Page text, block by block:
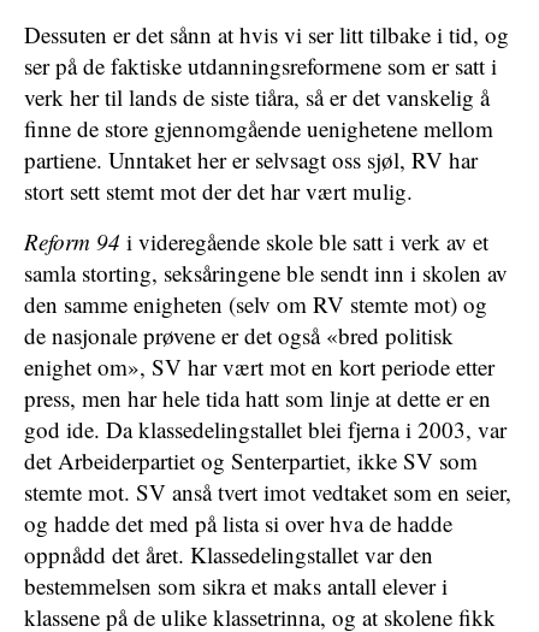
Dessuten er det sånn at hvis vi ser litt tilbake i tid, og
ser på de faktiske utdanningsreformene som er satt i
verk her til lands de siste tiåra, så er det vanskelig å
finne de store gjennomgående uenighetene mellom
partiene. Unntaket her er selvsagt oss sjøl, RV har
stort sett stemt mot der det har vært mulig.
Reform 94 i videregående skole ble satt i verk av et
samla storting, seksåringene ble sendt inn i skolen av
den samme enigheten (selv om RV stemte mot) og
de nasjonale prøvene er det også «bred politisk
enighet om», SV har vært mot en kort periode etter
press, men har hele tida hatt som linje at dette er en
god ide. Da klassedelingstallet blei fjerna i 2003, var
det Arbeiderpartiet og Senterpartiet, ikke SV som
stemte mot. SV anså tvert imot vedtaket som en seier,
og hadde det med på lista si over hva de hadde
oppnådd det året. Klassedelingstallet var den
bestemmelsen som sikra et maks antall elever i
klassene på de ulike klassetrinna, og at skolene fikk